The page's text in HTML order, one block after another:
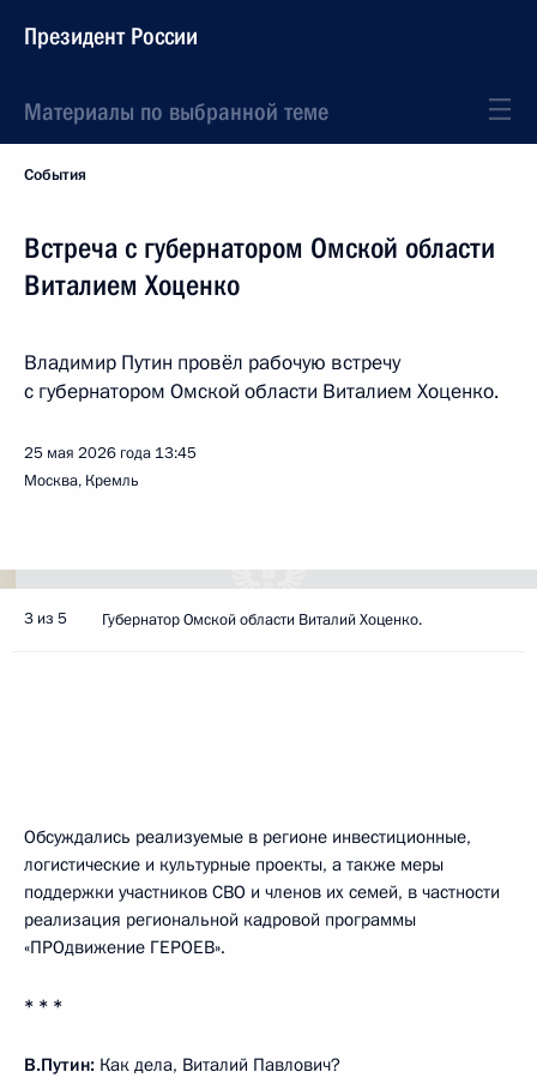
Президент России
Материалы по выбранной теме
События
Встреча с губернатором Омской области
Виталием Хоценко
Владимир Путин провёл рабочую встречу
с губернатором Омской области Виталием Хоценко.
25 мая 2026 года 13:45
Москва, Кремль
3 из 5 Губернатор Омской области Виталий Хоценко.
Обсуждались реализуемые в регионе инвестиционные,
логистические и культурные проекты, а также меры
поддержки участников СВО и членов их семей, в частности
реализация региональной кадровой программы
«ПРОдвижение ГЕРОЕВ».
* * *
В.Путин: Как дела, Виталий Павлович?